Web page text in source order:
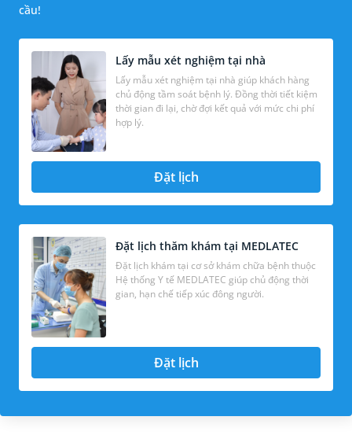
cầu!
Lấy mẫu xét nghiệm tại nhà
Lấy mẫu xét nghiệm tại nhà giúp khách hàng
chủ động tầm soát bệnh lý. Đồng thời tiết kiệm
thời gian đi lại, chờ đợi kết quả với mức chi phí
hợp lý.
Đặt lịch
Đặt lịch thăm khám tại MEDLATEC
Đặt lịch khám tại cơ sở khám chữa bệnh thuộc
Hệ thống Y tế MEDLATEC giúp chủ động thời
gian, hạn chế tiếp xúc đông người.
Đặt lịch